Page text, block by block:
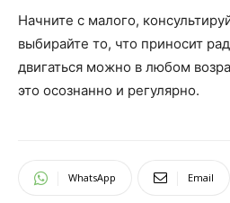
Начните с малого,
выбирайте то, что приносит
двигаться можно в любом
это осознанно и регулярно.
WhatsApp Email